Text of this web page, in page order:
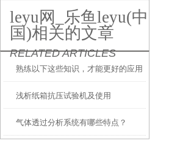
leyu网_乐鱼leyu(中
国)相关的文章
RELATED ARTICLES
熟练以下这些知识，才能更好的应用
水蒸气透过率测试仪
浅析纸箱抗压试验机及使用
气体透过分析系统有哪些特点？